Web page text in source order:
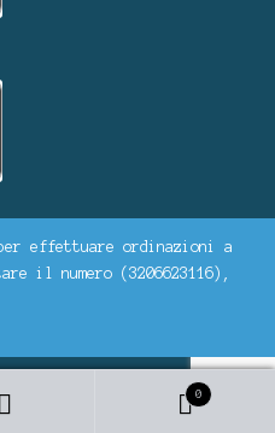
0
effettuare ordinazioni a
il numero (3206623116),